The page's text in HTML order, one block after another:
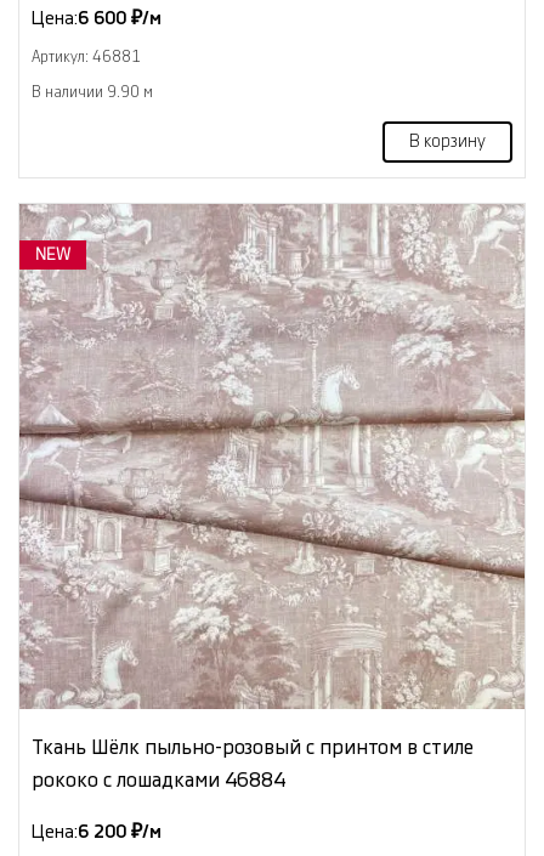
Цена:6 600 ₽/м
Артикул: 46881
В наличии 9.90 м
В корзину
NEW
Ткань Шёлк пыльно-розовый с принтом в стиле
рококо с лошадками 46884
Цена:6 200 ₽/м